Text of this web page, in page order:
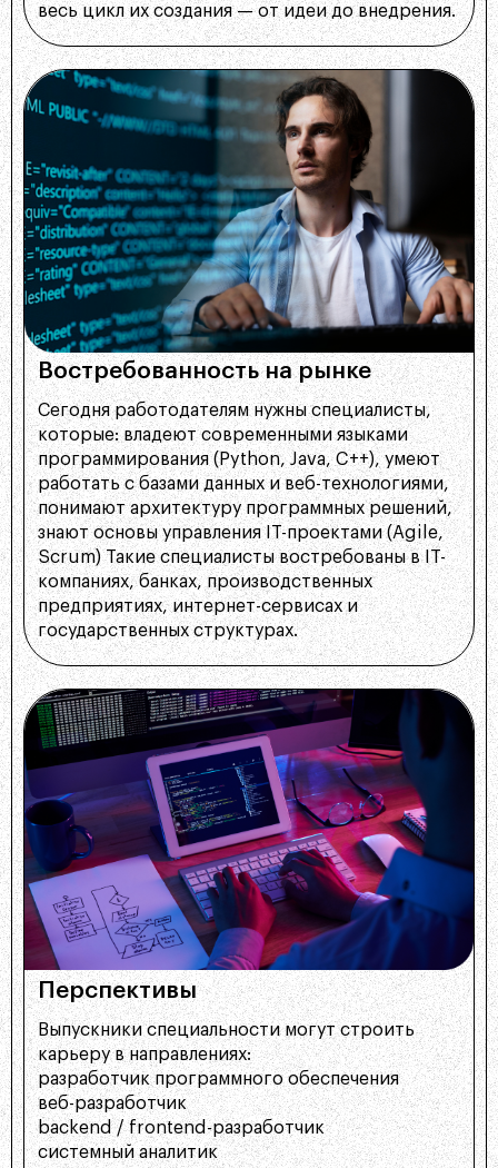
весь цикл их создания — от идеи до внедрения.
Востребованность на рынке
Сегодня работодателям нужны специалисты,
которые: владеют современными языками
программирования (Python, Java, C++), умеют
работать с базами данных и веб-технологиями,
понимают архитектуру программных решений,
знают основы управления IT-проектами (Agile,
Scrum) Такие специалисты востребованы в IT-
компаниях, банках, производственных
предприятиях, интернет-сервисах и
государственных структурах.
Перспективы
Выпускники специальности могут строить
карьеру в направлениях:
разработчик программного обеспечения
веб-разработчик
backend / frontend-разработчик
системный аналитик